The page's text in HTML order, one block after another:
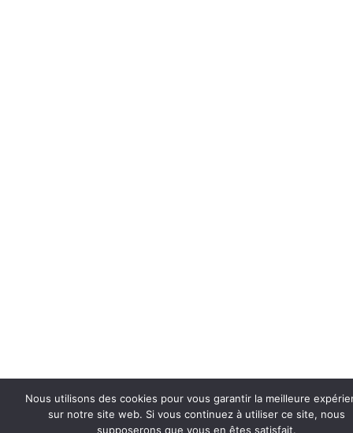
Nous utilisons des cookies pour vous garantir la meilleure
sur notre site web. Si vous continuez à utiliser ce site, nous
supposerons que vous en êtes satisfait.